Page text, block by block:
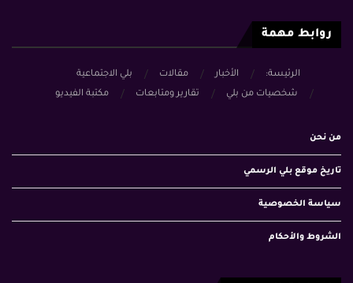
روابط مهمة
الرئيسة: الأخبار مقالات
بلي الاجتماعية
شخصيات من بلي
تقارير ومتابعات مكتبة الفيديو
من نحن
تاريخ موقع بلي الرسمي
سياسة الخصوصية
الشروط والأحكام